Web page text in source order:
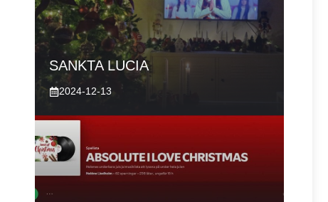
SANKTA LUCIA
2024-12-13